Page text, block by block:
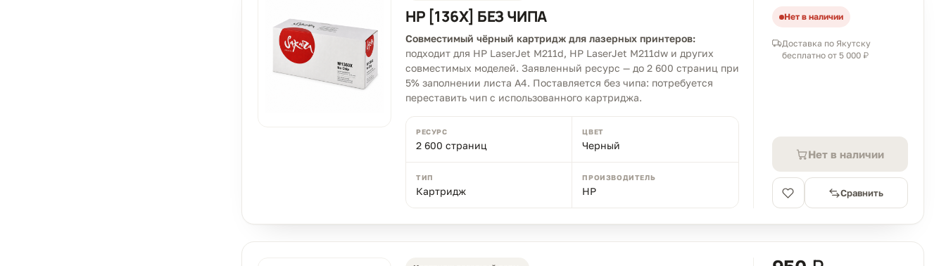
HP [136X] БЕЗ ЧИПА
Совместимый чёрный картридж для лазерных принтеров:
подходит для HP LaserJet M211d, HP LaserJet M211dw и других
совместимых моделей. Заявленный ресурс — до 2 600 страниц при
5% заполнении листа A4. Поставляется без чипа: потребуется
переставить чип с использованного картриджа.
РЕСУРС
2 600 страниц
ЦВЕТ
Черный
ТИП
Картридж
ПРОИЗВОДИТЕЛЬ
HP
Нет в наличии
Доставка по Якутску
бесплатно от 5 000 ₽
Нет в наличии
Сравнить